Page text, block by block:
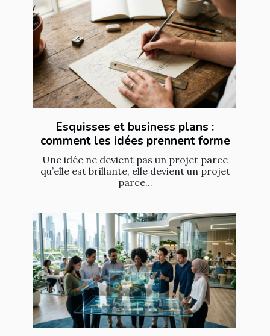
Esquisses et business plans :
comment les idées prennent forme
Une idée ne devient pas un projet parce
qu’elle est brillante, elle devient un projet
parce...